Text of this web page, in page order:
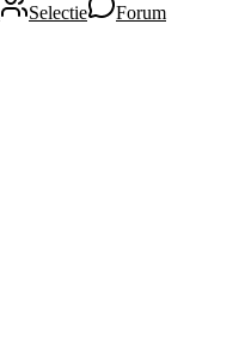
Selectie Forum